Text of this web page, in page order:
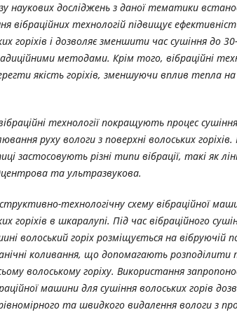
наукових досліджень з даної тематики
вібраційних технологій підвищує
горіхів і дозволяє зменшити час сушіння до
методами. Крім того, вібраційні
якість горіхів, зменшуючи вплив тепла на
технології покращують процес
руху вологи з поверхні волоських
застосовують різні типи вібрації, такі як
та ультразвукова.
технологічну схему вібраційної
горіхів в шкаралупі. Під час вібраційного
волоський горіх розміщується на вібруючій
коливання, що допомагають розподілити
волоському горіху. Використання
машини для сушіння волоських горів
та швидкого видалення вологи з